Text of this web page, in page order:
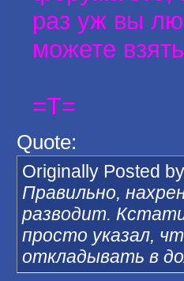
раз уж вы
можете
=T=
Quote:
Originally Posted
Правильно,
разводит.
просто указал,
откладывать в